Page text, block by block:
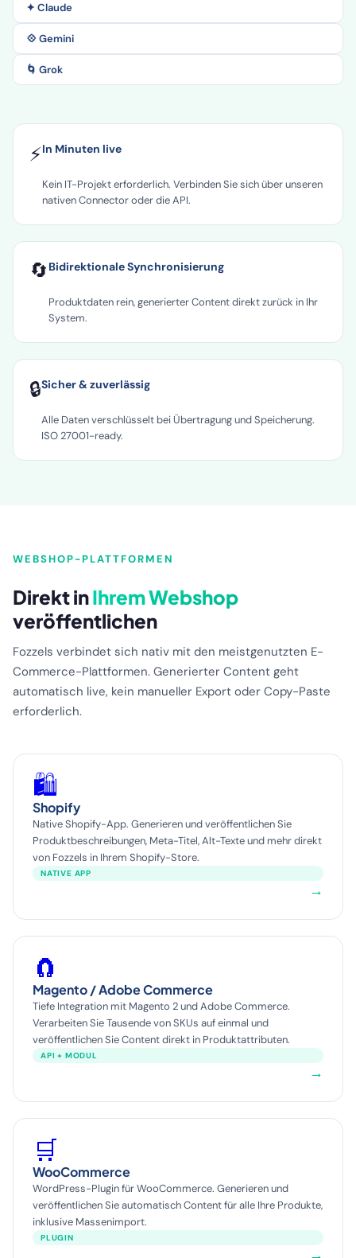
✦ Claude
💠 Gemini
🌀 Grok
⚡In Minuten live
Kein IT-Projekt erforderlich. Verbinden Sie sich über unseren
nativen Connector oder die API.
🔄 Bidirektionale Synchronisierung
Produktdaten rein, generierter Content direkt zurück in Ihr
System.
🔒Sicher & zuverlässig
Alle Daten verschlüsselt bei Übertragung und Speicherung.
ISO 27001-ready.
WEBSHOP-PLATTFORMEN
Direkt inIhrem Webshop
veröffentlichen
Fozzels verbindet sich nativ mit den meistgenutzten E-
Commerce-Plattformen. Generierter Content geht
automatisch live, kein manueller Export oder Copy-Paste
erforderlich.
🛍️
Shopify
Native Shopify-App. Generieren und veröffentlichen Sie
Produktbeschreibungen, Meta-Titel, Alt-Texte und mehr direkt
von Fozzels in Ihrem Shopify-Store.
NATIVE APP
→
🧲
Magento / Adobe Commerce
Tiefe Integration mit Magento 2 und Adobe Commerce.
Verarbeiten Sie Tausende von SKUs auf einmal und
veröffentlichen Sie Content direkt in Produktattributen.
API + MODUL
→
🛒
WooCommerce
WordPress-Plugin für WooCommerce. Generieren und
veröffentlichen Sie automatisch Content für alle Ihre Produkte,
inklusive Massenimport.
PLUGIN